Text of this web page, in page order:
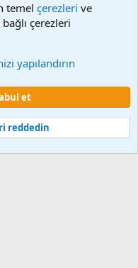
Yardım Ana sayfa
XenForo Ltd.
2014-2024
temel çerezleri ve
çerezleri
yapılandırın
et
reddedin